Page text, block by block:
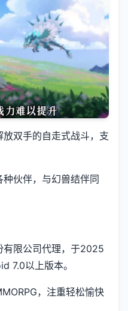
双手的自走式战斗，支
伙伴，与幻兽结伴同
有限公司代理，于2025
7.0以上版本。
，注重轻松愉快